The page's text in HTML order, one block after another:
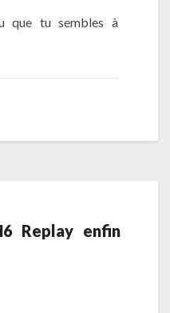
que tu sembles à
Replay enfin